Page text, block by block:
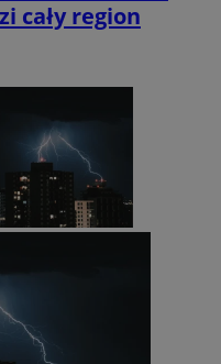
cały region